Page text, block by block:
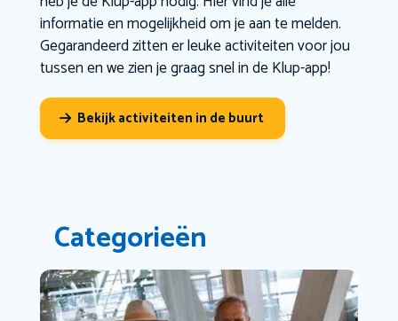
informatie en mogelijkheid om je aan te melden.
Gegarandeerd zitten er leuke activiteiten voor jou
tussen en we zien je graag snel in de Klup-app!
Bekijk activiteiten in de buurt
Categorieën